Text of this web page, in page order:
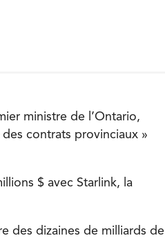
ministre de l’Ontario,
contrats provinciaux »
$ avec Starlink, la
des dizaines de milliards de